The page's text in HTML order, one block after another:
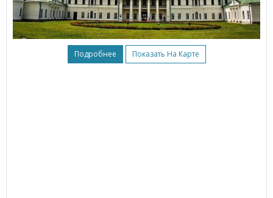
Подробнее Показать На Карте